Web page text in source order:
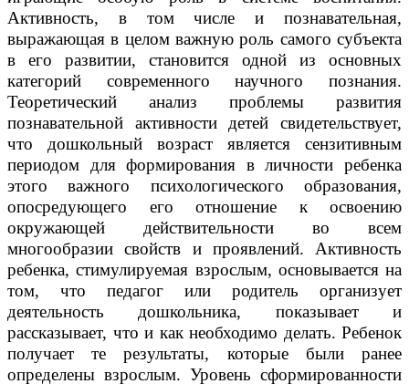
Активность, в том числе и познавательная,
выражающая в целом важную роль самого субъекта
в его развитии, становится одной из основных
категорий современного научного познания.
Теоретический анализ проблемы развития
познавательной активности детей свидетельствует,
что дошкольный возраст является сензитивным
периодом для формирования в личности ребенка
этого важного психологического образования,
опосредующего его отношение к освоению
окружающей действительности во всем
многообразии свойств и проявлений. Активность
ребенка, стимулируемая взрослым, основывается на
том, что педагог или родитель организует
деятельность дошкольника, показывает и
рассказывает, что и как необходимо делать. Ребенок
получает те результаты, которые были ранее
определены взрослым. Уровень сформированности